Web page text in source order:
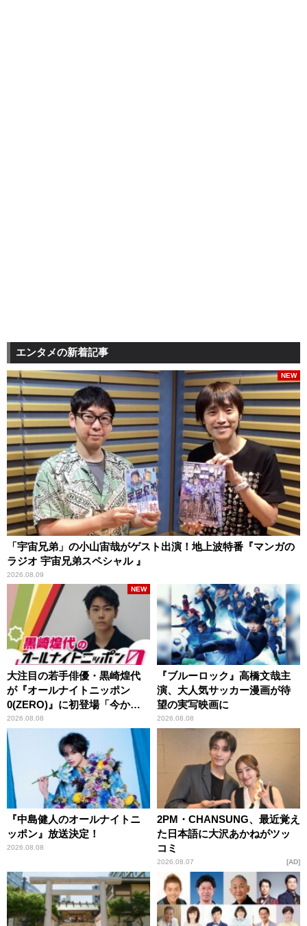
エンタメの新着記事
「宇宙兄弟」の小山宙哉がゲスト出演！地上波特番『マンガの
ラジオ 宇宙兄弟スペシャル 』
2026.08.09
NEW
大注目の若手俳優・黒崎煌代
が『オールナイトニッポン
0(ZERO)』に初登場「今から
とてもワクワクしておりま
す！」
2026.08.08
NEW
『ブルーロック』高橋文哉主
演、大人気サッカー漫画が待
望の実写映画に
2026.08.08
『中島健人のオールナイトニ
ッポン』放送決定！
2026.08.08
2PM・CHANSUNG、最近覚え
た日本語に大沢あかねがツッ
コミ
2026.08.07 AD